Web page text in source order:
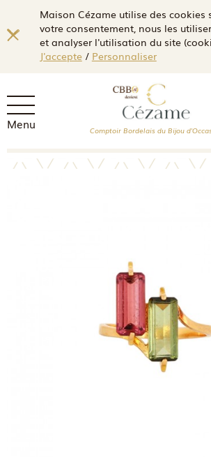
Maison Cézame utilise des cookies
votre consentement, nous les
et analyser l'utilisation du site
J'accepte/ Personnaliser
Menu Comptoir Bordelais du Bijou